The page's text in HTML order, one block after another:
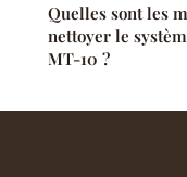
Quelles sont les
nettoyer le
MT-10 ?